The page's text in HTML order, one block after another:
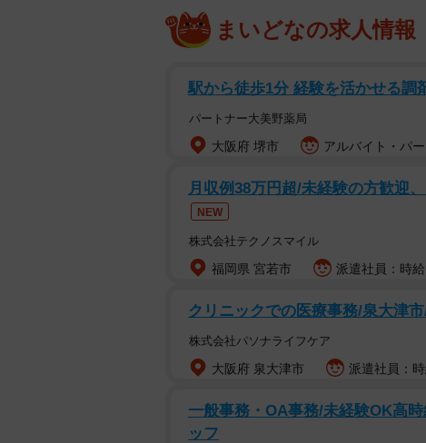
まいどなの求人情報
駅から徒歩1分 経験を活かせる調
パートナー大美野薬局
大阪府 堺市 アルバイト・パ
月収例38万円超/未経験の方歓迎
NEW
株式会社テクノスマイル
福岡県 宮若市 派遣社員：時
クリニックでの医療事務/泉大津
株式会社パソナライフケア
大阪府 泉大津市 派遣社員：
一般事務・OA事務/未経験OK高
ッフ